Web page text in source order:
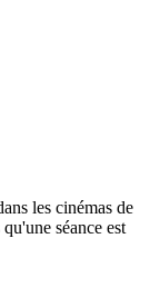
les cinémas de
séance est